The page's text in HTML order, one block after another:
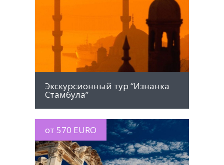
MORE INFO
Экскурсионный тур “Изнанка
Стамбула”
от 570 EURO